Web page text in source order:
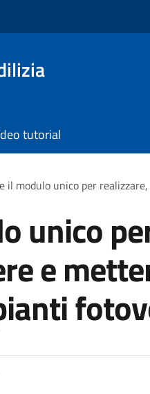
tutorial
il modulo unico per
unico
e